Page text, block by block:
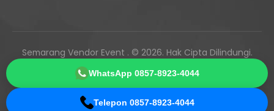
Semarang Vendor Event . © 2026. Hak Cipta Dilindungi.
Melayani Semarang • Ungaran • Kendal • Demak • Jepara •
Kudus • Pati • seluruh Jawa Tengah
WhatsApp 0857-8923-4044
Telepon 0857-8923-4044